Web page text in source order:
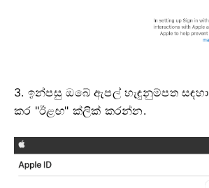
3. ඉන්පසු ඔබේ ඇපල් හැඳුනුම්පත
කර "ඊළඟ" ක්ලික් කරන්න.